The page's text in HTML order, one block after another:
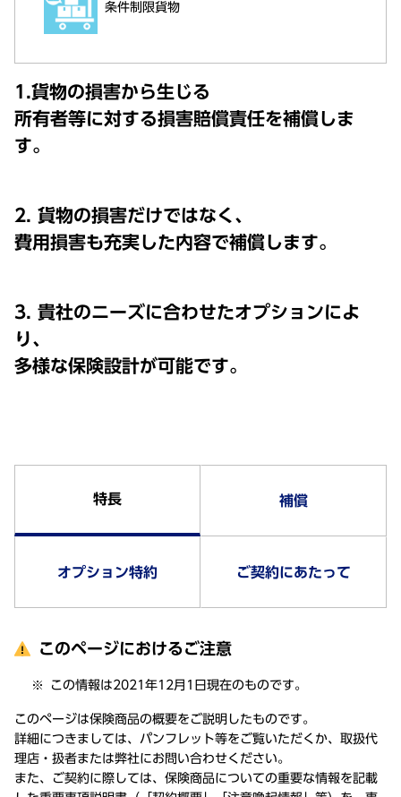
条件制限貨物
1.貨物の損害から生じる
所有者等に対する損害賠償責任を補償しま
す。
2. 貨物の損害だけではなく、
費用損害も充実した内容で補償します。
3. 貴社のニーズに合わせたオプションによ
り、
多様な保険設計が可能です。
特長 補償
オプション特約 ご契約にあたって
このページにおけるご注意
この情報は2021年12月1日現在のものです。
このページは保険商品の概要をご説明したものです。
詳細につきましては、パンフレット等をご覧いただくか、取扱代
理店・扱者または弊社にお問い合わせください。
また、ご契約に際しては、保険商品についての重要な情報を記載